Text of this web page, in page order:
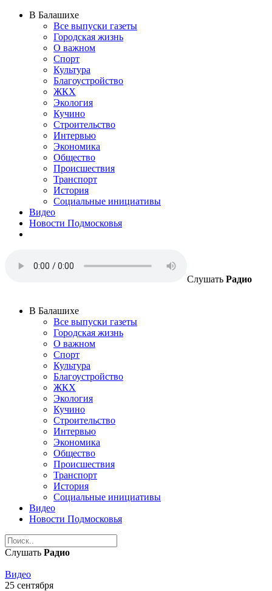
В Балашихе
Все выпуски газеты
Городская жизнь
О важном
Спорт
Культура
Благоустройство
ЖКХ
Экология
Кучино
Строительство
Интервью
Экономика
Общество
Происшествия
Транспорт
История
Социальные инициативы
Видео
Новости Подмосковья
Слушать Радио
В Балашихе
Все выпуски газеты
Городская жизнь
О важном
Спорт
Культура
Благоустройство
ЖКХ
Экология
Кучино
Строительство
Интервью
Экономика
Общество
Происшествия
Транспорт
История
Социальные инициативы
Видео
Новости Подмосковья
Слушать Радио
Видео
25 сентября